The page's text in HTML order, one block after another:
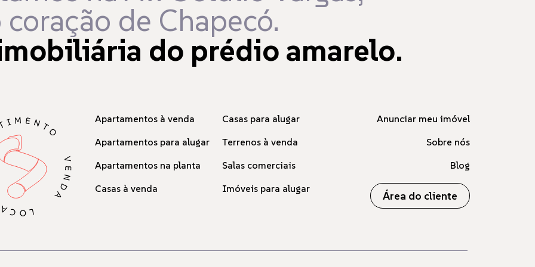
de Chapecó.
do prédio amarelo.
Apartamentos à venda
Apartamentos para alugar
Apartamentos na planta
Casas à venda
Casas para alugar
Terrenos à venda
Salas comerciais
Imóveis para alugar
Anunciar meu imóvel
Sobre nós
Blog
Área do cliente